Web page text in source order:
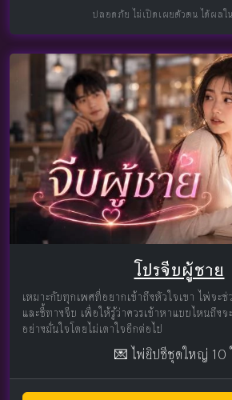
ปลอดภัย ไม่เปิดเผยตัวตน ได้ผลใ
โปรจีบผู้ชาย
เหมาะกับทุกเพศที่อยากเข้าถึงหัวใจเขา ไพ่จะ
และชี้ทางจีบ เพื่อให้รู้ว่าควรเข้าหาแบบไหนถึงจ
อย่างมั่นใจโดยไม่เดาใจอีกต่อไป
💌 ไพ่ยิปซีชุดใหญ่ 10